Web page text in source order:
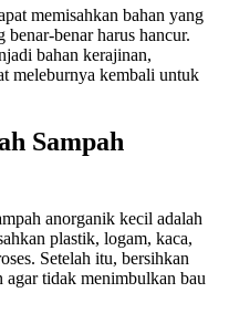
memisahkan bahan yang
benar harus hancur.
bahan kerajinan,
meleburnya kembali untuk
Sampah
anorganik kecil adalah
plastik, logam, kaca,
Setelah itu, bersihkan
agar tidak menimbulkan bau